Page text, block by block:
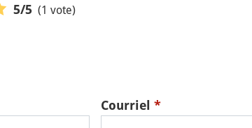
5/5 (1 vote)
Courriel *